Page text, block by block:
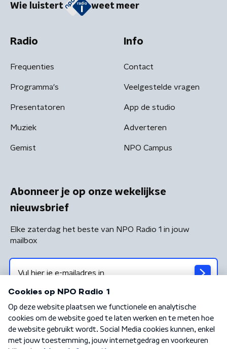
Wie luistert weet meer
Radio
Frequenties
Programma's
Presentatoren
Muziek
Gemist
Info
Contact
Veelgestelde vragen
App de studio
Adverteren
NPO Campus
Abonneer je op onze wekelijkse
nieuwsbrief
Elke zaterdag het beste van NPO Radio 1 in jouw
mailbox
Algemene voorwaarden